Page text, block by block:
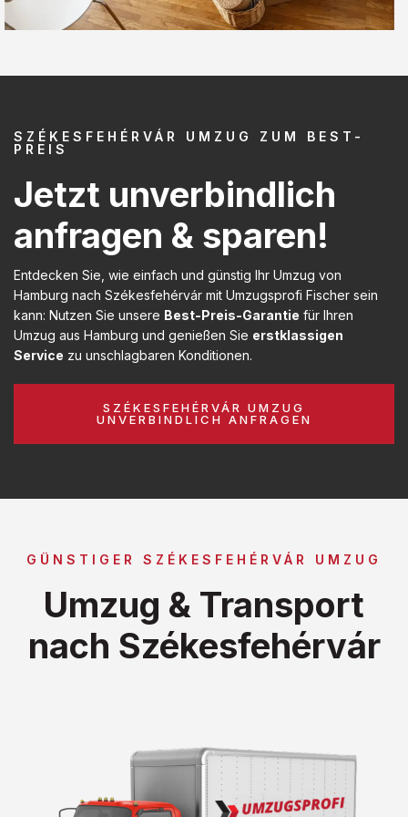
SZÉKESFEHÉRVÁR UMZUG ZUM BEST-
PREIS
Jetzt unverbindlich
anfragen & sparen!
Entdecken Sie, wie einfach und günstig Ihr Umzug von
Hamburg nach Székesfehérvár mit Umzugsprofi Fischer sein
kann: Nutzen Sie unsere Best-Preis-Garantie für Ihren
Umzug aus Hamburg und genießen Sie erstklassigen
Service zu unschlagbaren Konditionen.
SZÉKESFEHÉRVÁR UMZUG
UNVERBINDLICH ANFRAGEN
GÜNSTIGER SZÉKESFEHÉRVÁR UMZUG
Umzug & Transport
nach Székesfehérvár